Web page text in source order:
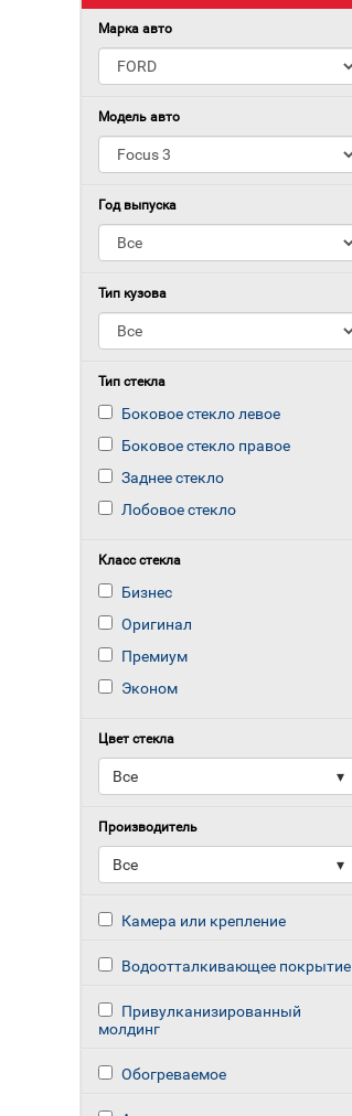
Марка авто
Модель авто
Год выпуска
Тип кузова
Тип стекла
Боковое стекло левое
Боковое стекло правое
Заднее стекло
Лобовое стекло
Класс стекла
Бизнес
Оригинал
Премиум
Эконом
Цвет стекла
▾
Все
Производитель
▾
Все
Камера или крепление
Водоотталкивающее покрытие
Привулканизированный
молдинг
Обогреваемое